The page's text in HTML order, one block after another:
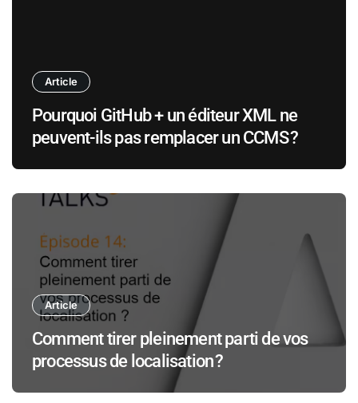
Article
Pourquoi GitHub + un éditeur XML ne
peuvent-ils pas remplacer un CCMS ?
Article
Comment tirer pleinement parti de vos
processus de localisation ?